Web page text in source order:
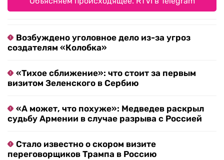
Возбуждено уголовное дело из-за угроз
создателям «Колобка»
«Тихое сближение»: что стоит за первым
визитом Зеленского в Сербию
«А может, что похуже»: Медведев раскрыл
судьбу Армении в случае разрыва с Россией
Стало известно о скором визите
переговорщиков Трампа в Россию